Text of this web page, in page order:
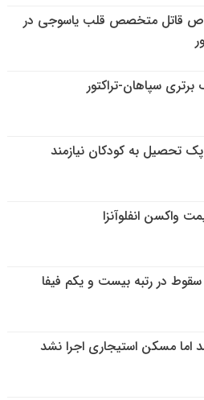
قاتل متخصص قلب یاسوجی در
برتری سپاهان-تراکتور
تحصیل به کودکان نیازمند
واکسن انفلوآنزا
سقوط در رتبه بیست و یکم فیفا
اما مسکن استیجاری اجرا نشد